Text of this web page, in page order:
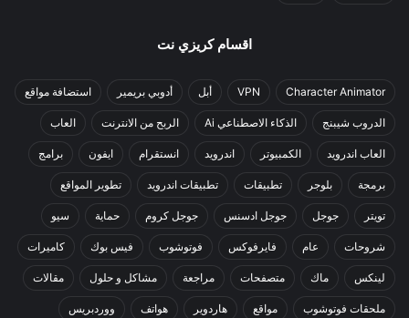
اقسام كريزي نت
Character Animator
VPN أبل أدوبي بريمير استضافة مواقع
الدروب شيبنج الذكاء الاصطناعي Ai الربح من الانترنت العاب
العاب اندرويد الكمبيوتر اندرويد انستقرام ايفون برامج
برمجة بلوجر تطبيقات تطبيقات اندرويد تطوير المواقع
تويتر جوجل جوجل ادسنس جوجل كروم حماية سيو
شروحات عام فايرفوكس فوتوشوب فيس بوك كاميرات
لينكس ماك متصفحات مراجعة مشاكل و حلول مقالات
ملحقات فوتوشوب مواقع هاردوير هواتف ووردبريس